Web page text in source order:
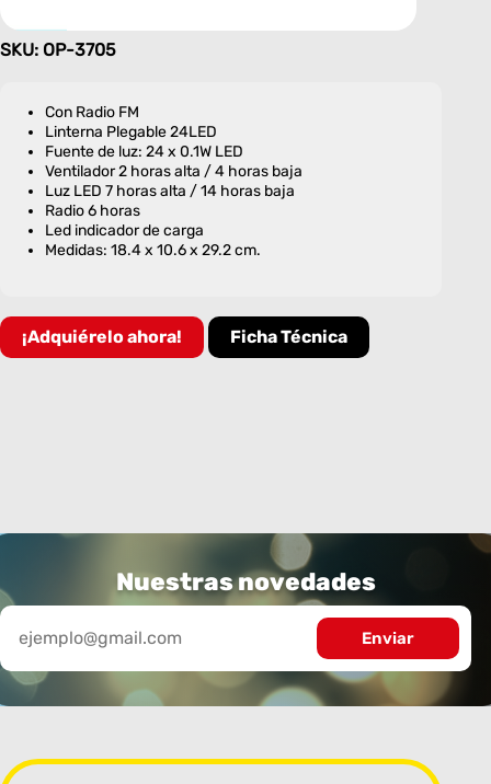
SKU: OP-3705
Con Radio FM
Linterna Plegable 24LED
Fuente de luz: 24 x 0.1W LED
Ventilador 2 horas alta / 4 horas baja
Luz LED 7 horas alta / 14 horas baja
Radio 6 horas
Led indicador de carga
Medidas: 18.4 x 10.6 x 29.2 cm.
¡Adquiérelo ahora! Ficha Técnica
Nuestras novedades